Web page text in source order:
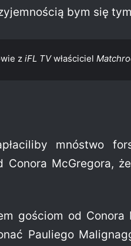
bym się tym
z iFL TVwłaściciel
mnóstwo
Conora McGregora,
gościom od
Pauliego